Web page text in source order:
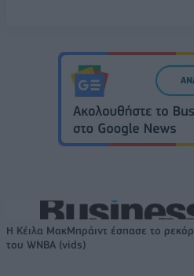
Η Κέιλα ΜακΜπράιντ έσπασε το ρεκόρ
του WNBA (vids)